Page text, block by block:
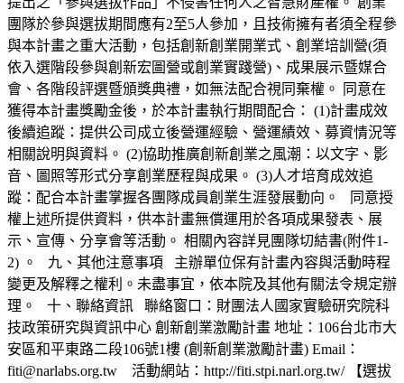
團隊於參與選拔期間應有2至5人參加，且技術擁有者須全程參
與本計畫之重大活動，包括創新創業開業式、創業培訓營(須
依入選階段參與創新宏圖營或創業實踐營)、成果展示暨媒合
會、各階段評選暨頒獎典禮，如無法配合視同棄權。 同意在
獲得本計畫獎勵金後，於本計畫執行期間配合： (1)計畫成效
後續追蹤：提供公司成立後營運經驗、營運績效、募資情況等
相關說明與資料。 (2)協助推廣創新創業之風潮：以文字、影
音、圖照等形式分享創業歷程與成果。 (3)人才培育成效追
蹤：配合本計畫掌握各團隊成員創業生涯發展動向。 同意授
權上述所提供資料，供本計畫無償運用於各項成果發表、展
示、宣傳、分享會等活動。 相關內容詳見團隊切結書(附件1-
2) 。 九、其他注意事項 主辦單位保有計畫內容與活動時程
變更及解釋之權利。未盡事宜，依本院及其他有關法令規定辦
理。 十、聯絡資訊 聯絡窗口：財團法人國家實驗研究院科
技政策研究與資訊中心 創新創業激勵計畫 地址：106台北市大
安區和平東路二段106號1樓 (創新創業激勵計畫) Email：
fiti@narlabs.org.tw 活動網站：http://fiti.stpi.narl.org.tw/ 【選拔